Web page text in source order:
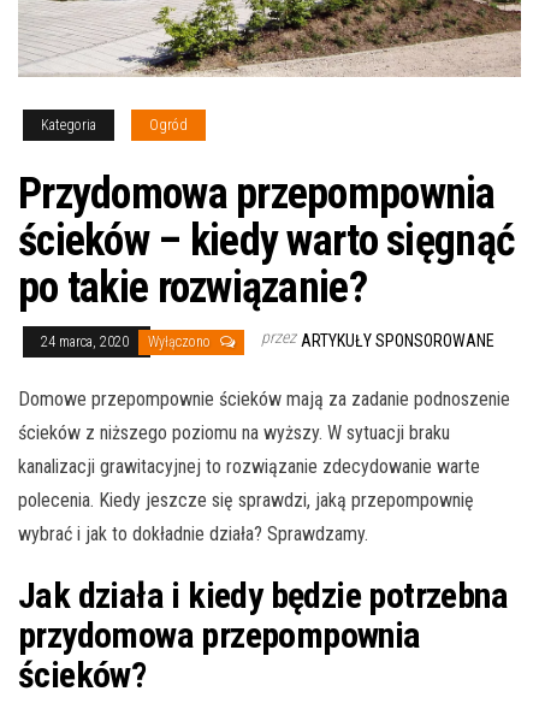
Kategoria Ogród
Przydomowa przepompownia
ścieków – kiedy warto sięgnąć
po takie rozwiązanie?
24 marca, 2020 Wyłączono przez ARTYKUŁY SPONSOROWANE
Domowe przepompownie ścieków mają za zadanie podnoszenie
ścieków z niższego poziomu na wyższy. W sytuacji braku
kanalizacji grawitacyjnej to rozwiązanie zdecydowanie warte
polecenia. Kiedy jeszcze się sprawdzi, jaką przepompownię
wybrać i jak to dokładnie działa? Sprawdzamy.
Jak działa i kiedy będzie potrzebna
przydomowa przepompownia
ścieków?